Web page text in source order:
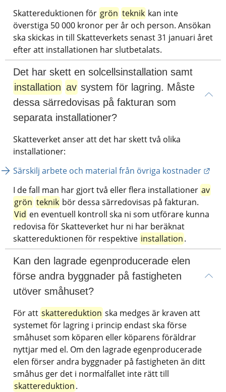
Skattereduktionen för grön teknik kan inte
överstiga 50 000 kronor per år och person. Ansökan
ska skickas in till Skatteverkets senast 31 januari året
efter att installationen har slutbetalats.
installation av system för lagring. Måste
dessa särredovisas på fakturan som
separata installationer?
Skatteverket anser att det har skett två olika
installationer:
Särskilj arbete och material från övriga kostnader
I de fall man har gjort två eller flera installationer av
grön teknik bör dessa särredovisas på fakturan.
Vid en eventuell kontroll ska ni som utförare kunna
redovisa för Skatteverket hur ni har beräknat
skattereduktionen för respektive installation.
Kan den lagrade egenproducerade elen
förse andra byggnader på fastigheten
utöver småhuset?
För att skattereduktion ska medges är kraven att
systemet för lagring i princip endast ska förse
småhuset som köparen eller köparens föräldrar
nyttjar med el. Om den lagrade egenproducerade
elen förser andra byggnader på fastigheten än ditt
småhus ger det i normalfallet inte rätt till
skattereduktion.